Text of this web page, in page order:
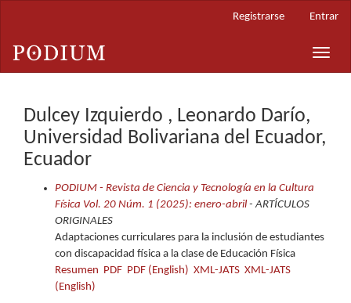
principal
Barra
Registrarse Entrar
Toggle
Dulcey Izquierdo , Leonardo Darío,
Universidad Bolivariana del Ecuador,
Ecuador
PODIUM - Revista de Ciencia y Tecnología en la Cultura
Física Vol. 20 Núm. 1 (2025): enero-abril- ARTÍCULOS
ORIGINALES
Adaptaciones curriculares para la inclusión de estudiantes
con discapacidad física a la clase de Educación Física
Resumen PDF PDF (English) XML-JATS XML-JATS
(English)